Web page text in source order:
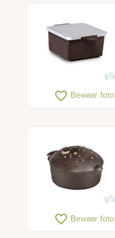
favorite_border Bewaar foto
favorite_border Bewaar foto